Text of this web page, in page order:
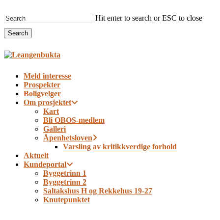
to
main
content
Hit enter to search or ESC to close
Search
Close
Menu Meld interesse
Prospekter
Boligvelger
Om prosjektet
Kart
Bli OBOS-medlem
Galleri
Åpenhetsloven
Varsling av kritikkverdige forhold
Aktuelt
Kundeportal
Byggetrinn 1
Byggetrinn 2
Saltakshus H og Rekkehus 19-27
Knutepunktet